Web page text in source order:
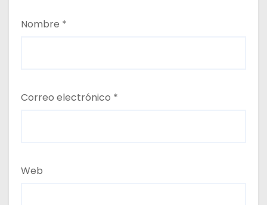
Nombre *
Correo electrónico *
Web